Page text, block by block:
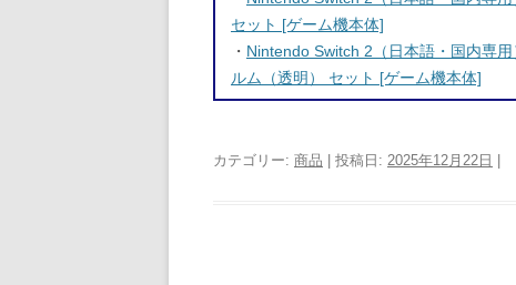
セット [ゲーム機本体]
・ Nintendo Switch 2（日本語・国内専
ルム（透明） セット [ゲーム機本体]
カテゴリー: 商品 | 投稿日: 2025年12月22日